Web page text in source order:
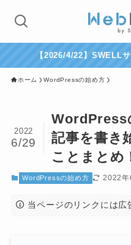
【2026/4/22】SWELL
ホーム WordPressの始め方
WordPress
記事を書き
ことまとめ
2022
6/29
WordPressの始め方 2022年
当ページのリンクには広